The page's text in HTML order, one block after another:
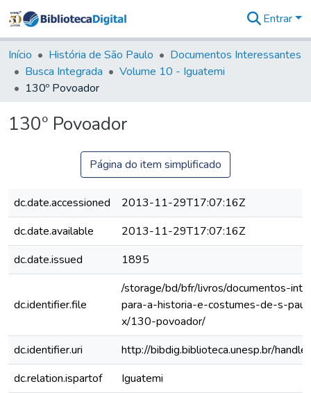
&
Coleções
Tudo na
Entrar
Início História de São Paulo
Documentos Interessantes
Busca Integrada
Volume 10 - Iguatemi
130º Povoador
130º Povoador
Página do item simplificado
dc.date.accessioned
2013-11-29T17:07:16Z
dc.date.available
2013-11-29T17:07:16Z
dc.date.issued
1895
dc.identifier.file
/storage/bd/bfr/livros/documentos-
para-a-historia-e-costumes-de-s-
x/130-povoador/
dc.identifier.uri
http://bibdig.biblioteca.unesp.br/
dc.relation.ispartof
Iguatemi